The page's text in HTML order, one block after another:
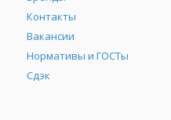
Контакты
Вакансии
Нормативы и ГОСТы
Сдэк